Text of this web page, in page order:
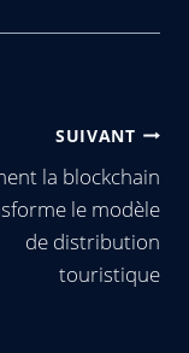
SUIVANT
la blockchain
le modèle
de distribution
touristique